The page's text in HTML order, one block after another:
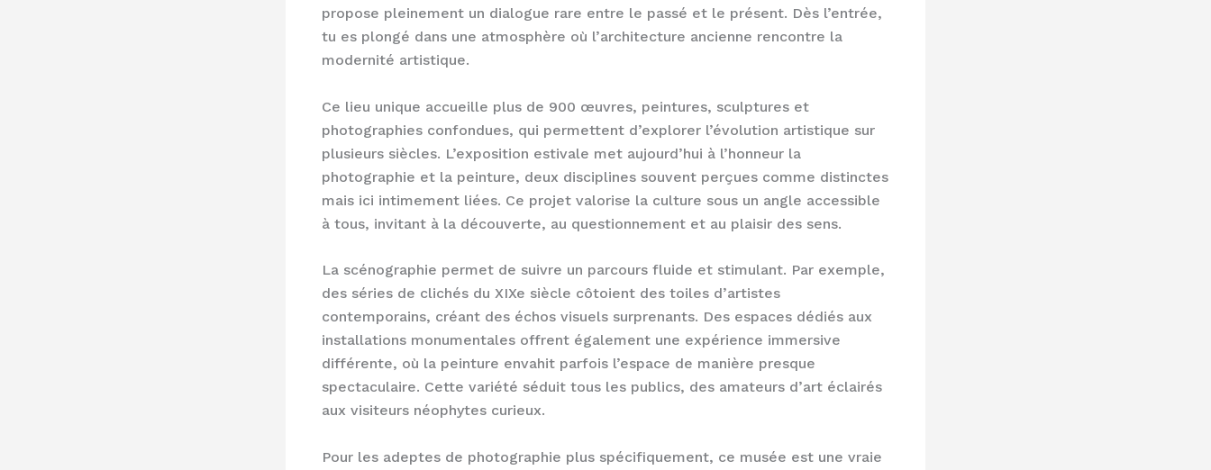
propose pleinement un dialogue rare entre le passé et le présent. Dès l’entrée,
tu es plongé dans une atmosphère où l’architecture ancienne rencontre la
modernité artistique.
Ce lieu unique accueille plus de 900 œuvres, peintures, sculptures et
photographies confondues, qui permettent d’explorer l’évolution artistique sur
plusieurs siècles. L’exposition estivale met aujourd’hui à l’honneur la
photographie et la peinture, deux disciplines souvent perçues comme distinctes
mais ici intimement liées. Ce projet valorise la culture sous un angle accessible
à tous, invitant à la découverte, au questionnement et au plaisir des sens.
La scénographie permet de suivre un parcours fluide et stimulant. Par exemple,
des séries de clichés du XIXe siècle côtoient des toiles d’artistes
contemporains, créant des échos visuels surprenants. Des espaces dédiés aux
installations monumentales offrent également une expérience immersive
différente, où la peinture envahit parfois l’espace de manière presque
spectaculaire. Cette variété séduit tous les publics, des amateurs d’art éclairés
aux visiteurs néophytes curieux.
Pour les adeptes de photographie plus spécifiquement, ce musée est une vraie